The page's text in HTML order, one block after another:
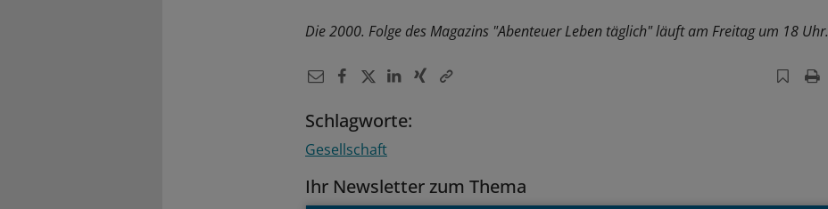
Die 2000. Folge des Magazins "Abenteuer Leben täglich" läuft am Freitag um 18 Uhr.
Schlagworte:
Gesellschaft
Ihr Newsletter zum Thema